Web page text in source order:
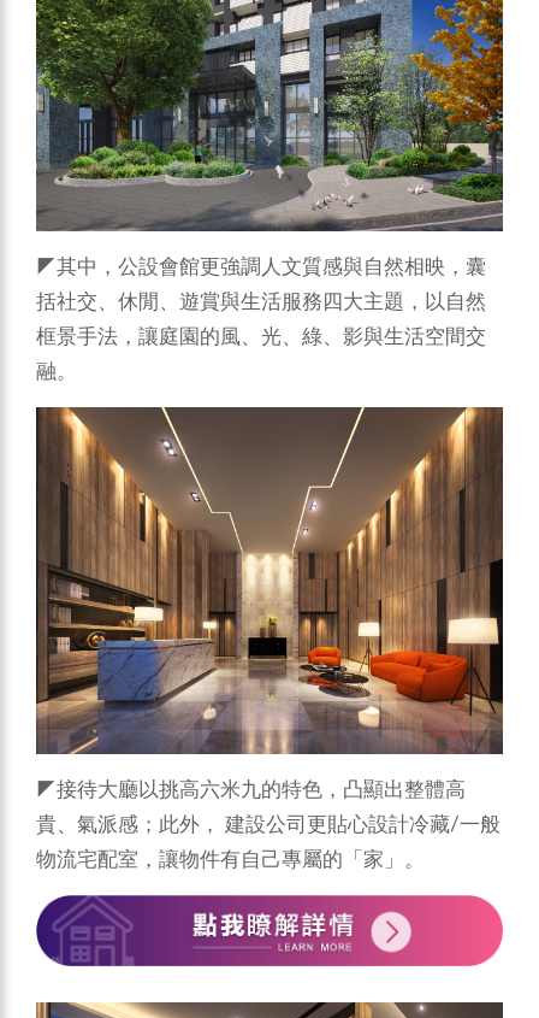
◤其中，公設會館更強調人文質感與自然相映，囊
括社交、休閒、遊賞與生活服務四大主題，以自然
框景手法，讓庭園的風、光、綠、影與生活空間交
融。
◤接待大廳以挑高六米九的特色，凸顯出整體高
貴、氣派感；此外， 建設公司更貼心設計冷藏/一般
物流宅配室，讓物件有自己專屬的「家」。